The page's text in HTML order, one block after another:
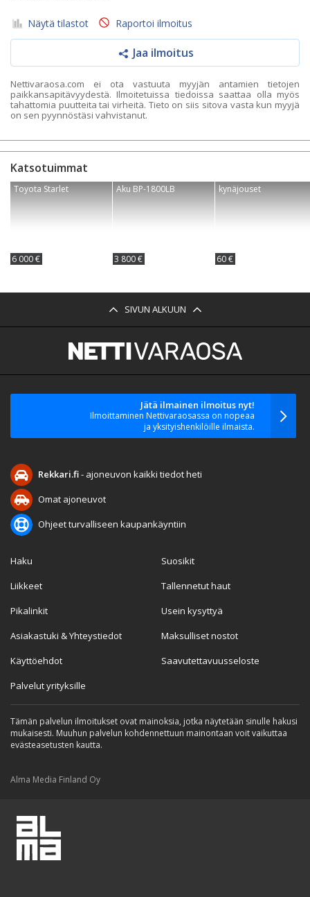
Näytä tilastot Raportoi ilmoitus
Jaa ilmoitus
Nettivaraosa.com ei ota vastuuta myyjän antamien tietojen
paikkansapitävyydestä. Ilmoitetuissa tiedoissa saattaa olla myös
tahattomia puutteita tai virheitä. Tieto on siis sitova vasta kun myyjä
on sen pyynnöstäsi vahvistanut.
Katsotuimmat
Toyota Starlet
6 000 €
Aku BP-1800LB
3 800 €
kynäjouset
60 €
SIVUN ALKUUN
Jätä ilmainen ilmoitus nyt!
Ilmoittaminen Nettivaraosassa on nopeaa
ja yksityishenkilöille ilmaista.
Rekkari.fi- ajoneuvon kaikki tiedot heti
Omat ajoneuvot
Ohjeet turvalliseen kaupankäyntiin
Haku
Liikkeet
Pikalinkit
Asiakastuki & Yhteystiedot
Käyttöehdot
Palvelut yrityksille
Suosikit
Tallennetut haut
Usein kysyttyä
Maksulliset nostot
Saavutettavuusseloste
Tämän palvelun ilmoitukset ovat mainoksia, jotka näytetään sinulle hakusi
mukaisesti. Muuhun palvelun kohdennettuun mainontaan voit vaikuttaa
evästeasetusten kautta.
Alma Media Finland Oy